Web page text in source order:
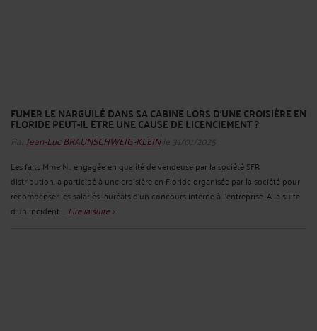
FUMER LE NARGUILÉ DANS SA CABINE LORS D’UNE CROISIÈRE EN
FLORIDE PEUT-IL ÊTRE UNE CAUSE DE LICENCIEMENT ?
Par Jean-Luc BRAUNSCHWEIG-KLEINle 31/01/2025
Les faits Mme N., engagée en qualité de vendeuse par la société SFR
distribution, a participé à une croisière en Floride organisée par la société pour
récompenser les salariés lauréats d'un concours interne à l'entreprise. A la suite
d'un incident ... Lire la suite >